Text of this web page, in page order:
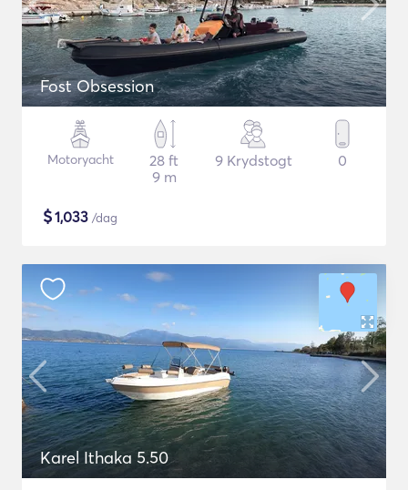
Fost Obsession
Motoryacht
28 ft
9 m
9 Krydstogt 0
$1,033 /dag
Karel Ithaka 5.50